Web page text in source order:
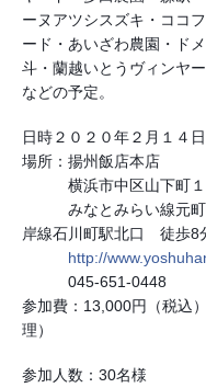
ーヌアツシスズキ・ココ
ード・あいざわ農園・ド
斗・蘭越いとうヴィンヤ
などの予定。
日時２０２０年２月１４
場所：揚州飯店本店
横浜市中区山下町１
みなとみらい線元町中
岸線石川町駅北口　徒歩
http://
045-651-0448
参加費：13,000円（税込
理）
参加人数：30名様